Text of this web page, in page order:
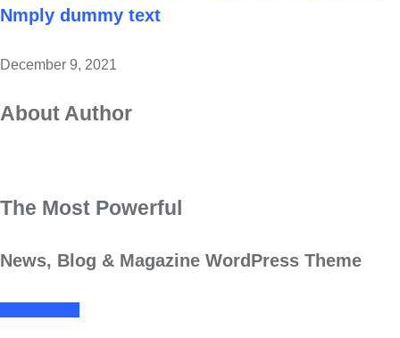
Nmply dummy text
December 9, 2021
About Author
The Most Powerful
News, Blog & Magazine WordPress Theme